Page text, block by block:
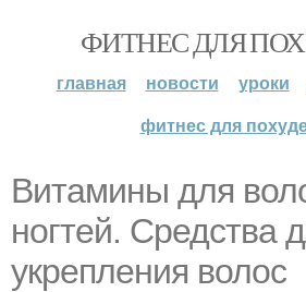
ФИТНЕС ДЛЯ
главная новости уроки
фитнес для
Витамины для
ногтей. Средства
укрепления волос